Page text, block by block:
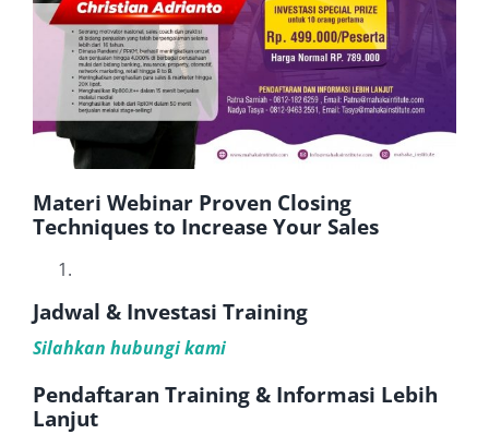
Materi Webinar Proven Closing
Techniques to Increase Your Sales
Jadwal & Investasi Training
Silahkan hubungi kami
Pendaftaran Training & Informasi Lebih
Lanjut